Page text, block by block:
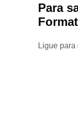
Para
Ligue para